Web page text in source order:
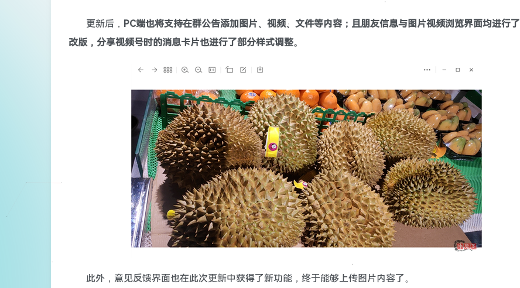
更新后， PC端也将支持在群公告添加图片、视频、文件等内容；且朋友信息与图片视频浏览界面均进行了
改版，分享视频号时的消息卡片也进行了部分样式调整。
此外，意见反馈界面也在此次更新中获得了新功能，终于能够上传图片内容了。